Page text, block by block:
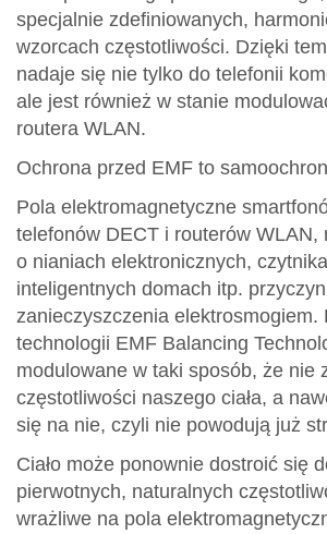
specjalnie zdefiniowanych,
wzorcach częstotliwości. Dzięki
nadaje się nie tylko do telefonii
ale jest również w stanie
routera WLAN.
Ochrona przed EMF to
Pola elektromagnetyczne
telefonów DECT i routerów WLAN,
o nianiach elektronicznych,
inteligentnych domach itp.
zanieczyszczenia elektrosmogiem.
technologii EMF Balancing
modulowane w taki sposób, że nie
częstotliwości naszego ciała, a
się na nie, czyli nie powodują już
Ciało może ponownie dostroić się
pierwotnych, naturalnych
wrażliwe na pola